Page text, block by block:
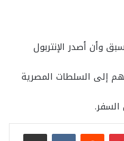
وأن أصدر الإنتربول
إلى السلطات المصرية
السفر.
بينتيريست
مشاركة عبر البريد